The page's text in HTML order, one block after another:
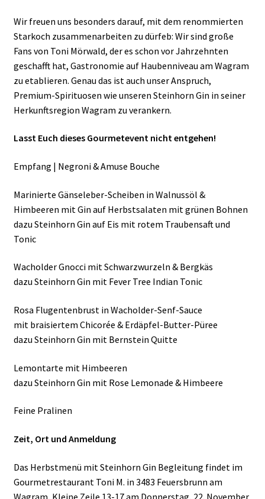
Wir freuen uns besonders darauf, mit dem renommierten
Starkoch zusammenarbeiten zu dürfeb: Wir sind große
Fans von Toni Mörwald, der es schon vor Jahrzehnten
geschafft hat, Gastronomie auf Haubenniveau am Wagram
zu etablieren. Genau das ist auch unser Anspruch,
Premium-Spirituosen wie unseren Steinhorn Gin in seiner
Herkunftsregion Wagram zu verankern.
Lasst Euch dieses Gourmetevent nicht entgehen!
Empfang | Negroni & Amuse Bouche
Marinierte Gänseleber-Scheiben in Walnussöl &
Himbeeren mit Gin auf Herbstsalaten mit grünen Bohnen
dazu Steinhorn Gin auf Eis mit rotem Traubensaft und
Tonic
Wacholder Gnocci mit Schwarzwurzeln & Bergkäs
dazu Steinhorn Gin mit Fever Tree Indian Tonic
Rosa Flugentenbrust in Wacholder-Senf-Sauce
mit braisiertem Chicorée & Erdäpfel-Butter-Püree
dazu Steinhorn Gin mit Bernstein Quitte
Lemontarte mit Himbeeren
dazu Steinhorn Gin mit Rose Lemonade & Himbeere
Feine Pralinen
Zeit, Ort und Anmeldung
Das Herbstmenü mit Steinhorn Gin Begleitung findet im
Gourmetrestaurant Toni M. in 3483 Feuersbrunn am
Wagram, Kleine Zeile 13-17 am Donnerstag, 22. November